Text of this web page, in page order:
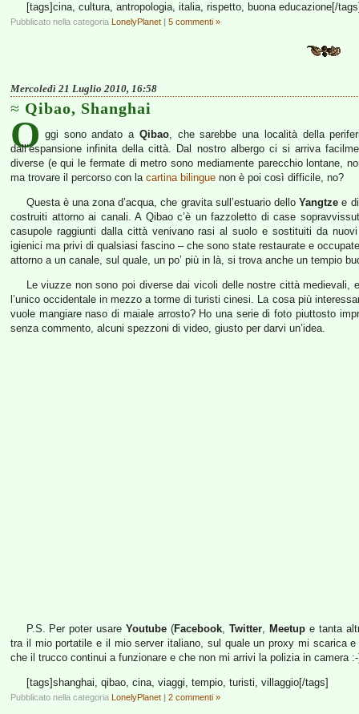
[tags]cina, cultura, antropologia, italia, rispetto, buona educazione[/
Pubblicato nella categoria LonelyPlanet | 5 commenti »
Mercoledì 21 Luglio 2010, 16:58
Qibao, Shanghai
O ggi sono andato a Qibao, che sarebbe una località della
dall’espansione infinita della città. Dal nostro albergo ci si arriva
diverse (e qui le fermate di metro sono mediamente parecchio lontane,
ma trovare il percorso con la cartina bilingue non è poi così difficile, no?
Questa è una zona d’acqua, che gravita sull’estuario delloYangtze e
costruiti attorno ai canali. A Qibao c’è un fazzoletto di case
casupole raggiunti dalla città venivano rasi al suolo e sostituiti da
igienici ma privi di qualsiasi fascino – che sono state restaurate e
attorno a un canale, sul quale, un po’ più in là, si trova anche un tempio
Le viuzze non sono poi diverse dai vicoli delle nostre città
l’unico occidentale in mezzo a torme di turisti cinesi. La cosa più
vuole mangiare naso di maiale arrosto? Ho una serie di foto piuttosto
senza commento, alcuni spezzoni di video, giusto per darvi un’idea.
P.S. Per poter usareYoutube (Facebook ,Twitter Meetup e tanta
tra il mio portatile e il mio server italiano, sul quale un proxy mi scarica
che il trucco continui a funzionare e che non mi arrivi la polizia in camera
[tags]shanghai, qibao, cina, viaggi, tempio, turisti, villaggio[/tags]
Pubblicato nella categoria LonelyPlanet | 2 commenti »